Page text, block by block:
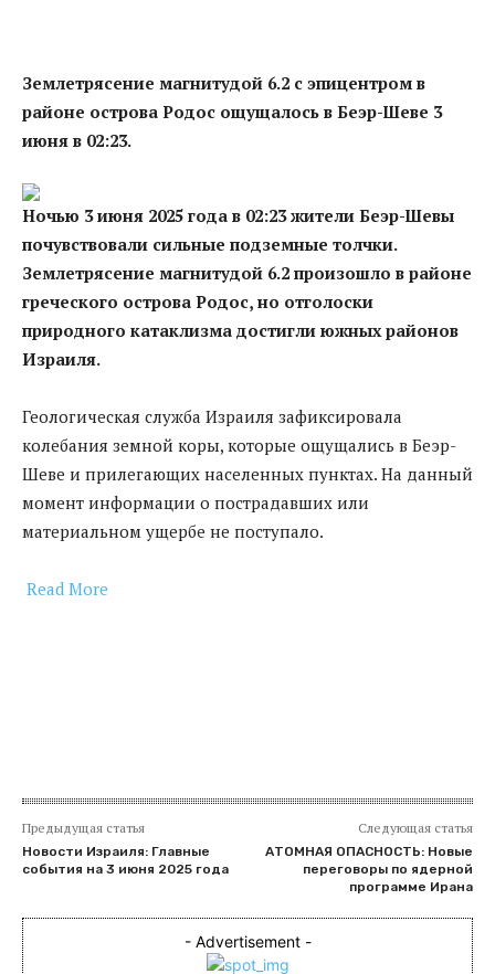
Землетрясение магнитудой 6.2 с эпицентром в
районе острова Родос ощущалось в Беэр-Шеве 3
июня в 02:23.
Ночью 3 июня 2025 года в 02:23 жители Беэр-Шевы
почувствовали сильные подземные толчки.
Землетрясение магнитудой 6.2 произошло в районе
греческого острова Родос, но отголоски
природного катаклизма достигли южных районов
Израиля.
Геологическая служба Израиля зафиксировала
колебания земной коры, которые ощущались в Беэр-
Шеве и прилегающих населенных пунктах. На данный
момент информации о пострадавших или
материальном ущербе не поступало.
Read More
Предыдущая статья
Новости Израиля: Главные
события на 3 июня 2025 года
Следующая статья
АТОМНАЯ ОПАСНОСТЬ: Новые
переговоры по ядерной
программе Ирана
- Advertisement -